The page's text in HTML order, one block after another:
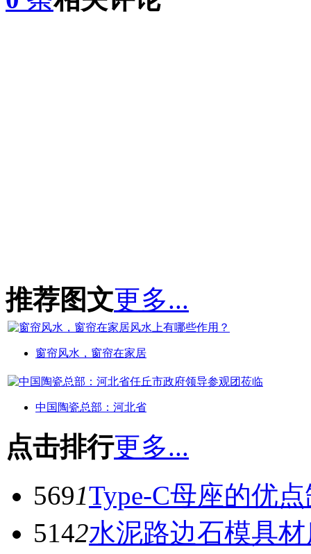
推荐图文更多...
窗帘风水，窗帘在家居
中国陶瓷总部：河北省
点击排行更多...
5691Type-C母座的优
5142水泥路边石模具